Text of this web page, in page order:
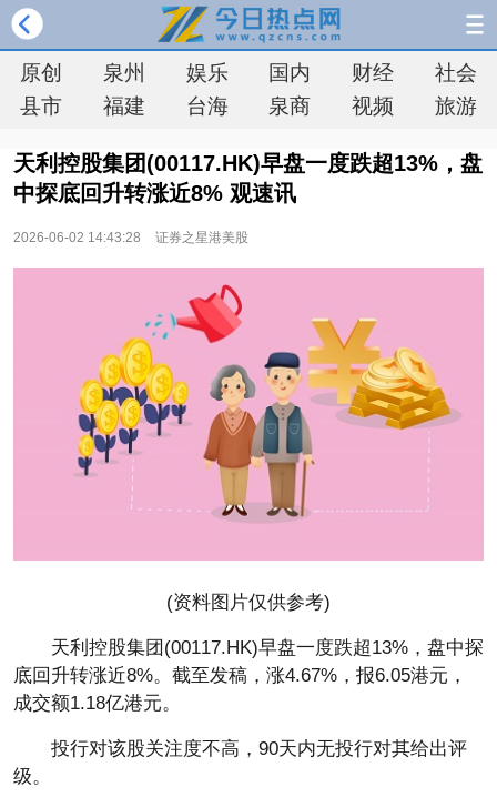
原创 泉州 娱乐 国内 财经
社会
县市
福建 台海 泉商 视频 旅游
天利控股集团(00117.HK)早盘一度跌超13%，盘
中探底回升转涨近8% 观速讯
2026-06-02 14:43:28 证券之星港美股
(资料图片仅供参考)
天利控股集团(00117.HK)早盘一度跌超13%，盘中探
底回升转涨近8%。截至发稿，涨4.67%，报6.05港元，
成交额1.18亿港元。
投行对该股关注度不高，90天内无投行对其给出评
级。